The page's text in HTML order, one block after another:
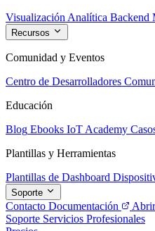
Visualización Analítica Backend
Recursos
Comunidad y Eventos
Centro de Desarrolladores
Educación
Blog Ebooks IoT Academy
Plantillas y Herramientas
Plantillas de Dashboard
Soporte
Contacto Documentación
Soporte Servicios Profesionales